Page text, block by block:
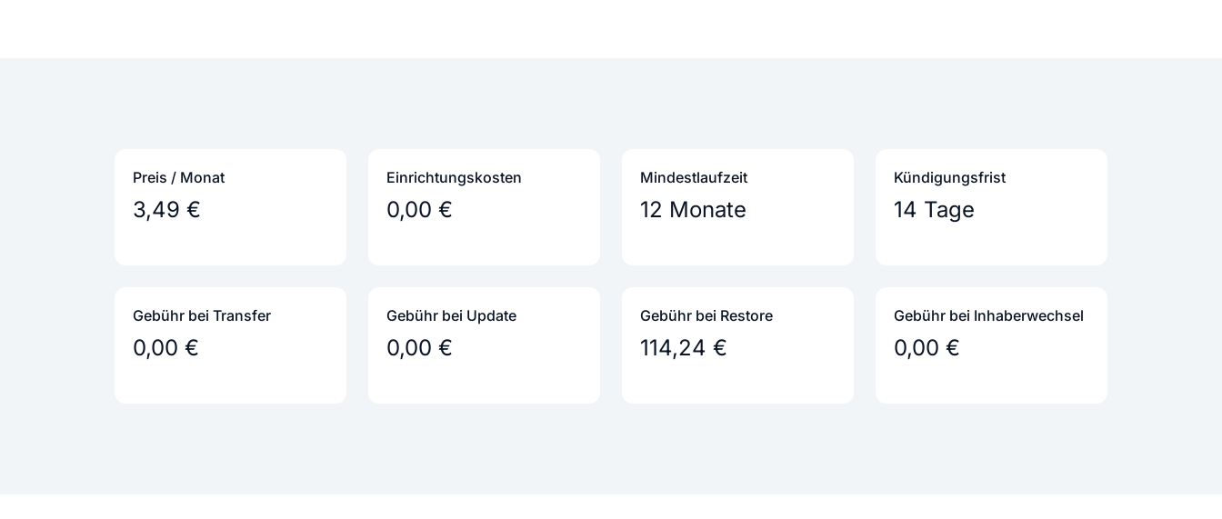
Preis / Monat
3,49 €
Einrichtungs­kosten
0,00 €
Mindestlaufzeit
12 Monate
Kündigungs­frist
14 Tage
Gebühr bei Transfer
0,00 €
Gebühr bei Update
0,00 €
Gebühr bei Restore
114,24 €
Gebühr bei Inhaber­wechsel
0,00 €